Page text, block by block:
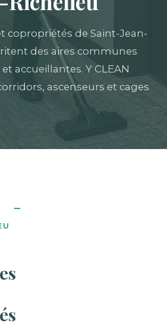
copropriétés de Saint-Jean-
des aires communes
accueillantes. Y CLEAN
ascenseurs et cages